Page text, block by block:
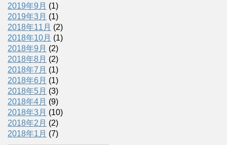
2019年9月 (1)
2019年3月 (1)
2018年11月 (2)
2018年10月 (1)
2018年9月 (2)
2018年8月 (2)
2018年7月 (1)
2018年6月 (1)
2018年5月 (3)
2018年4月 (9)
2018年3月 (10)
2018年2月 (2)
2018年1月 (7)